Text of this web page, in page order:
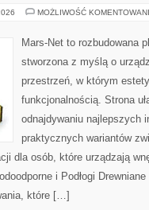
MOŻLIWOŚĆ
Mars-Net to rozbudowana
stworzona z myślą o
przestrzeń, w którym
funkcjonalnością. Strona
odnajdywaniu najlepszych
praktycznych wariantów
dla osób, które urządzają
i Podłogi
które […]